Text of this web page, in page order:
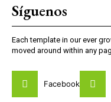
Síguenos
Each template in our ever
moved around within any
Facebook